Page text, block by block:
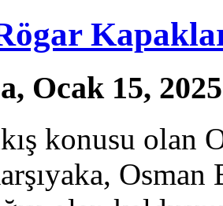
Ocak 15,
konusu olan
Osman